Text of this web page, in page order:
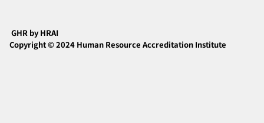
GHR by HRAI
Copyright © 2024 Human Resource Accreditation Institute